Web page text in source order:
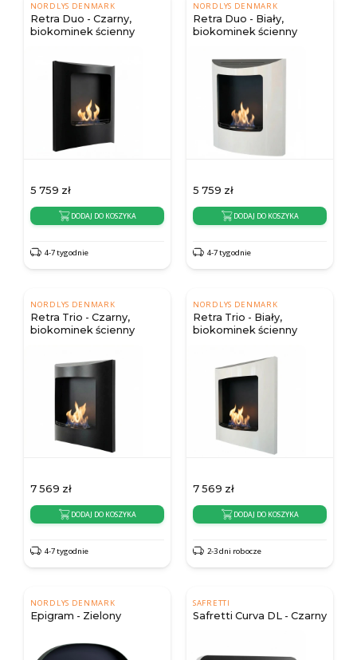
NORDLYS DENMARK
Retra Duo - Czarny,
biokominek ścienny
5 759 zł
DODAJ DO KOSZYKA
4-7 tygodnie
NORDLYS DENMARK
Retra Duo - Biały,
biokominek ścienny
5 759 zł
DODAJ DO KOSZYKA
4-7 tygodnie
NORDLYS DENMARK
Retra Trio - Czarny,
biokominek ścienny
7 569 zł
DODAJ DO KOSZYKA
4-7 tygodnie
NORDLYS DENMARK
Retra Trio - Biały,
biokominek ścienny
7 569 zł
DODAJ DO KOSZYKA
2-3 dni robocze
NORDLYS DENMARK
Epigram - Zielony
SAFRETTI
Safretti Curva DL - Czarny